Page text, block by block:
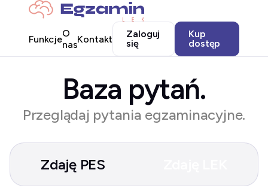
FunkcjeO
nasKontakt
Zaloguj
się
Kup
dostęp
Baza pytań.
Przeglądaj pytania egzaminacyjne.
Zdaję PES